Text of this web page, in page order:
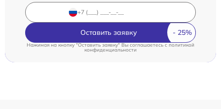
Оставить заявку
Нажимая на кнопку "Оставить заявку" Вы соглашаетесь cполитикой
конфиденциальности